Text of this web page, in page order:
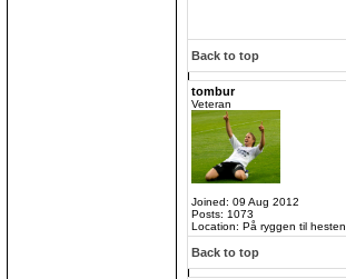
Back to top
tombur
Veteran
Joined: 09 Aug 2012
Posts: 1073
Location: På ryggen til hesten
Back to top